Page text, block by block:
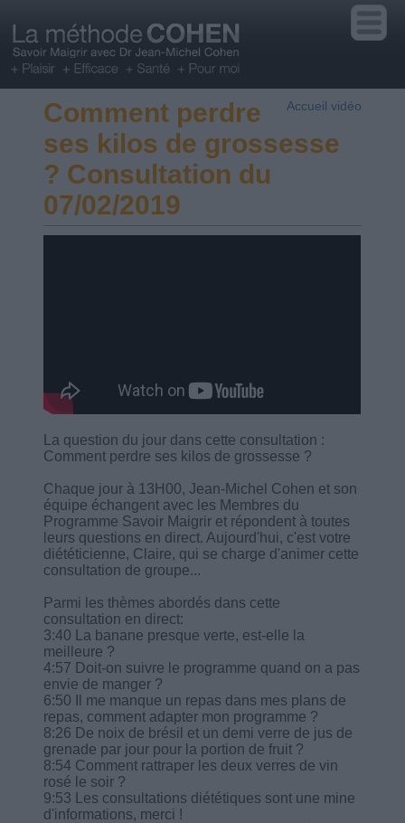
Accueil vidéo
Comment perdre
ses kilos de grossesse
? Consultation du
07/02/2019
La question du jour dans cette consultation :
Comment perdre ses kilos de grossesse ?
Chaque jour à 13H00, Jean-Michel Cohen et son
équipe échangent avec les Membres du
Programme Savoir Maigrir et répondent à toutes
leurs questions en direct. Aujourd'hui, c'est votre
diététicienne, Claire, qui se charge d'animer cette
consultation de groupe...
Parmi les thèmes abordés dans cette
consultation en direct:
3:40 La banane presque verte, est-elle la
meilleure ?
4:57 Doit-on suivre le programme quand on a pas
envie de manger ?
6:50 Il me manque un repas dans mes plans de
repas, comment adapter mon programme ?
8:26 De noix de brésil et un demi verre de jus de
grenade par jour pour la portion de fruit ?
8:54 Comment rattraper les deux verres de vin
rosé le soir ?
9:53 Les consultations diététiques sont une mine
d'informations, merci !